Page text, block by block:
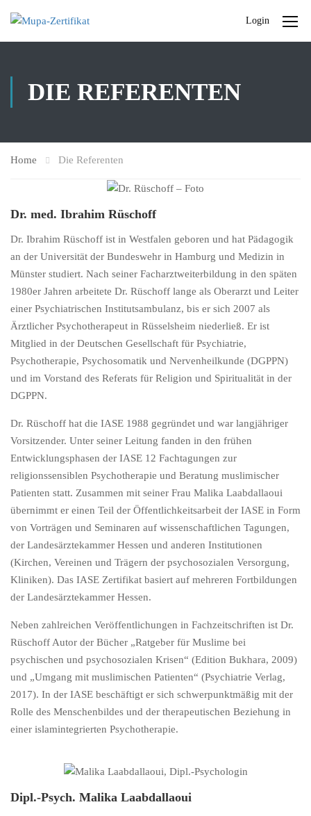
Login
DIE REFERENTEN
Home Die Referenten
Dr. med. Ibrahim Rüschoff
Dr. Ibrahim Rüschoff ist in Westfalen geboren und hat Pädagogik
an der Universität der Bundeswehr in Hamburg und Medizin in
Münster studiert. Nach seiner Facharztweiterbildung in den späten
1980er Jahren arbeitete Dr. Rüschoff lange als Oberarzt und Leiter
einer Psychiatrischen Institutsambulanz, bis er sich 2007 als
Ärztlicher Psychotherapeut in Rüsselsheim niederließ. Er ist
Mitglied in der Deutschen Gesellschaft für Psychiatrie,
Psychotherapie, Psychosomatik und Nervenheilkunde (DGPPN)
und im Vorstand des Referats für Religion und Spiritualität in der
DGPPN.
Dr. Rüschoff hat die IASE 1988 gegründet und war langjähriger
Vorsitzender. Unter seiner Leitung fanden in den frühen
Entwicklungsphasen der IASE 12 Fachtagungen zur
religionssensiblen Psychotherapie und Beratung muslimischer
Patienten statt. Zusammen mit seiner Frau Malika Laabdallaoui
übernimmt er einen Teil der Öffentlichkeitsarbeit der IASE in Form
von Vorträgen und Seminaren auf wissenschaftlichen Tagungen,
der Landesärztekammer Hessen und anderen Institutionen
(Kirchen, Vereinen und Trägern der psychosozialen Versorgung,
Kliniken). Das IASE Zertifikat basiert auf mehreren Fortbildungen
der Landesärztekammer Hessen.
Neben zahlreichen Veröffentlichungen in Fachzeitschriften ist Dr.
Rüschoff Autor der Bücher „Ratgeber für Muslime bei
psychischen und psychosozialen Krisen“ (Edition Bukhara, 2009)
und „Umgang mit muslimischen Patienten“ (Psychiatrie Verlag,
2017). In der IASE beschäftigt er sich schwerpunktmäßig mit der
Rolle des Menschenbildes und der therapeutischen Beziehung in
einer islamintegrierten Psychotherapie.
Dipl.-Psych. Malika Laabdallaoui